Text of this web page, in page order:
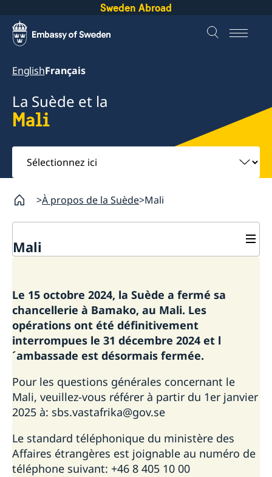
Sweden Abroad
EnglishFrançais
La Suède et la
Mali
Sélectionnez
À propos de la Suède Mali
Mali
Étudier en Suède
Travailler en Suède
Demande de visa
Déménager à quelqu'un en Suède
Visiter la Suède
Comment obtenir un visa?
Visites d'affaires et de conférences
Le 15 octobre 2024, la Suède a fermé sa
chancellerie à Bamako, au Mali. Les
opérations ont été définitivement
interrompues le 31 décembre 2024 et l
´ambassade est désormais fermée.
Pour les questions générales concernant le
Mali, veuillez-vous référer à partir du 1er janvier
2025 à: sbs.vastafrika@gov.se
Le standard téléphonique du ministère des
Affaires étrangères est joignable au numéro de
téléphone suivant: +46 8 405 10 00